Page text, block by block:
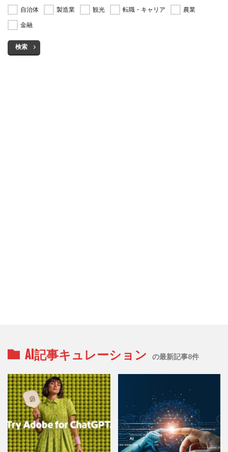
自治体 製造業 観光 転職・キャリア
農業
金融
検索
AI記事キュレーション の最新記事8件